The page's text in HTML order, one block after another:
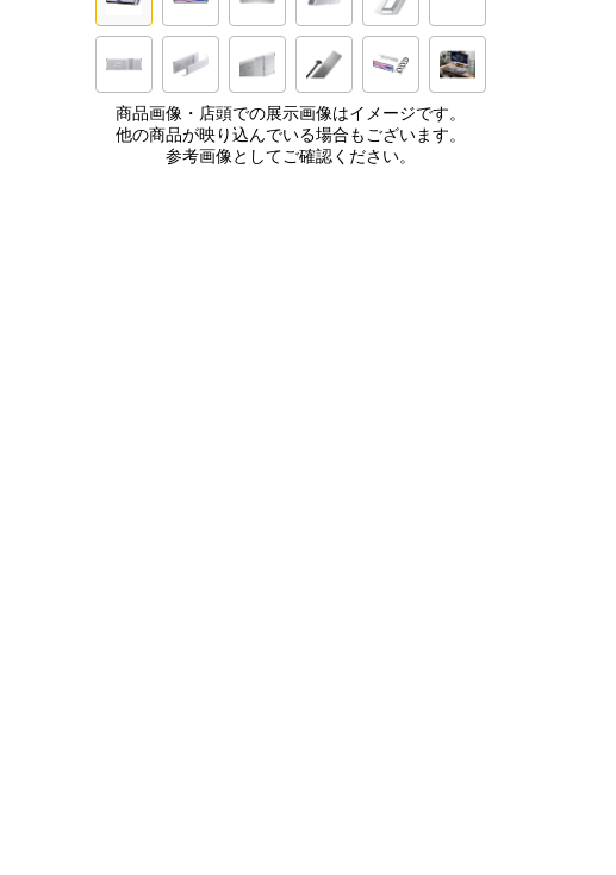
商品画像・店頭での展示画像はイメージです。
他の商品が映り込んでいる場合もございます。
参考画像としてご確認ください。